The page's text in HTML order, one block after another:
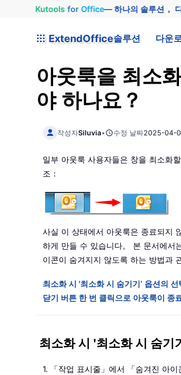
Kutools for Office— 하나의 솔루션，
ExtendOffice솔루션 다운
아웃룩을 최소
야 하나요？
작성자Siluvia• 수정 날짜2025-04-
일부 아웃룩 사용자들은 창을 최소화
조：
사실 이 상태에서 아웃룩은 종료되지
하게 만들 수 있습니다。 본 문서에서
이콘이 숨겨지지 않도록 하는 방법과
최소화 시 '최소화 시 숨기기‘ 옵션의
닫기 버튼 한 번 클릭으로 아웃룩이 종
최소화 시 '최소화 시 숨기
1. 「작업 표시줄」에서 「숨겨진 아이